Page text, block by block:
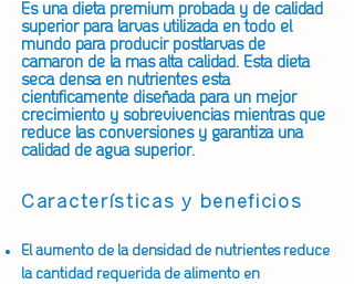
Es una dieta premium probada y de calidad
superior para larvas utilizada en todo el
mundo para producir postlarvas de
camarón de la más alta calidad. Esta dieta
seca densa en nutrientes está
científicamente diseñada para un mejor
crecimiento y sobrevivencias mientras que
reduce las conversiones y garantiza una
calidad de agua superior.
Características y beneficios
El aumento de la densidad de nutrientes reduce
la cantidad requerida de alimento en